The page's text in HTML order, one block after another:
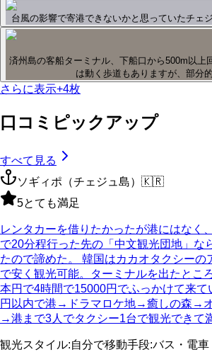
台風の影響で寄港できないかと思っていたチェ
済州島の客船ターミナル、下船口から500m以上
は動く歩道もありますが、部分的
さらに表示+4枚
口コミピックアップ
すべて見る
ソギィポ（チェジュ島） 🇰🇷
5とても満足
レンタカーを借りたかったが港にはなく
で20分程行った先の「中文観光団地」な
たので諦めた。 韓国はカカオタクシーの
で安く観光可能。ターミナルを出たとこ
本円で4時間で15000円でふっかけて来
円以内で港→ドラマロケ地→癒しの森→
→港まで3人でタクシー1台で観光できて
観光スタイル:自分で移動手段:バス・電